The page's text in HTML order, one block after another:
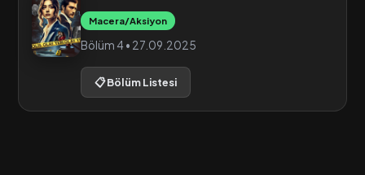
Macera/Aksiyon
Bölüm 4 • 27.09.2025
📋 Bölüm Listesi